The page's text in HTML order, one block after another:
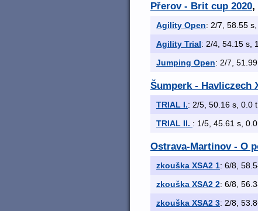
Přerov - Brit cup 2020,
Agility Open: 2/7, 58.55
Agility Trial: 2/4, 54.15 s,
Jumping Open: 2/7,
Šumperk - Havliczech
TRIAL I.: 2/5, 50.16 s, 0.0
TRIAL II. : 1/5, 45.61 s,
Ostrava-Martinov - O
zkouška XSA2 1: 6/8,
zkouška XSA2 2: 6/8,
zkouška XSA2 3: 2/8,